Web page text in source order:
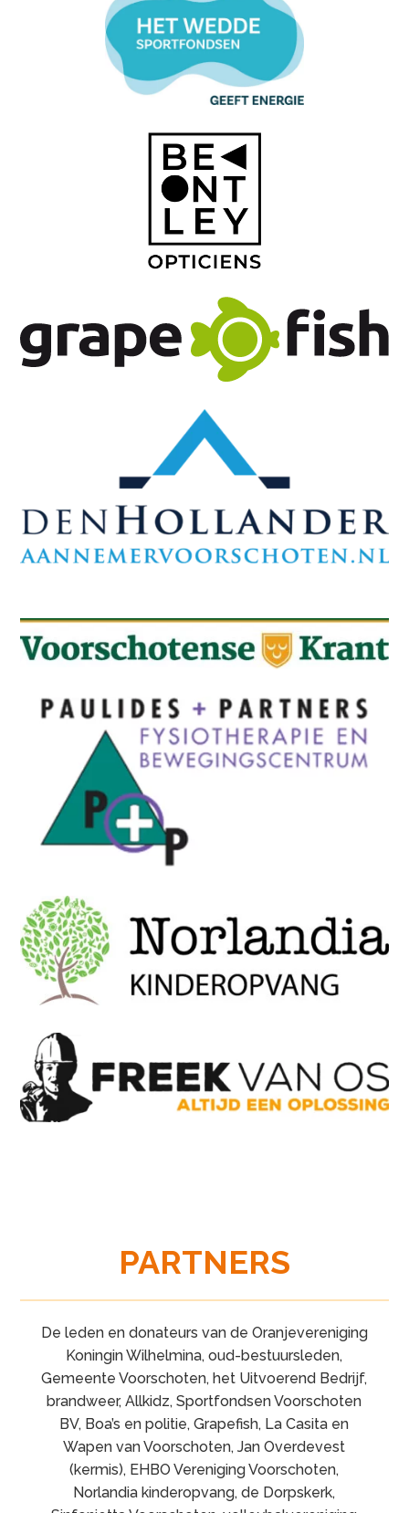
PARTNERS
De leden en donateurs van de Oranjevereniging
Koningin Wilhelmina, oud-bestuursleden,
Gemeente Voorschoten, het Uitvoerend Bedrijf,
brandweer, Allkidz, Sportfondsen Voorschoten
BV, Boa’s en politie, Grapefish, La Casita en
Wapen van Voorschoten, Jan Overdevest
(kermis), EHBO Vereniging Voorschoten,
Norlandia kinderopvang, de Dorpskerk,